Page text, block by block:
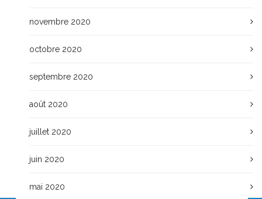
novembre 2020
octobre 2020
septembre 2020
août 2020
juillet 2020
juin 2020
mai 2020